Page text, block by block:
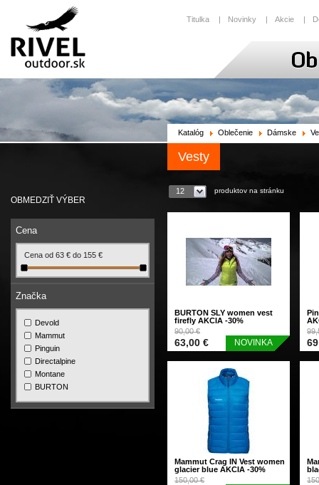
Titulka | Novinky | Akcie |
OBMEDZIŤ VÝBER
Cena
Cena od 63 € do 155 €
Značka
Devold
Mammut
Pinguin
Directalpine
Montane
BURTON
Katalóg Oblečenie Dámske
Vesty
12 produktov na stránku
NOVINKA
BURTON SLY women vest
firefly AKCIA -30%
90,00 €
63,00 €
Mammut Crag IN Vest women
glacier blue AKCIA -30%
150,00 €